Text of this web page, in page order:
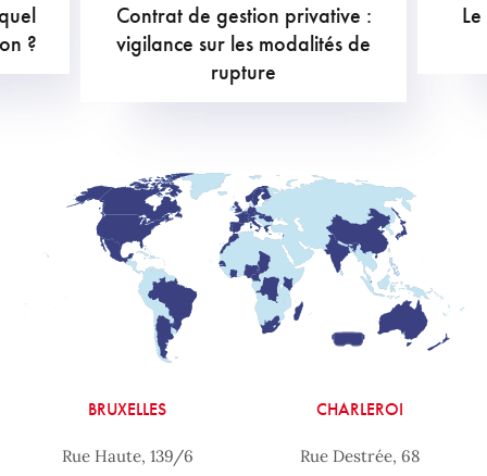
?
Contrat de gestion privative :
vigilance sur les modalités de
rupture
BRUXELLES
Rue Haute, 139/6
CHARLEROI
Rue Destrée, 68